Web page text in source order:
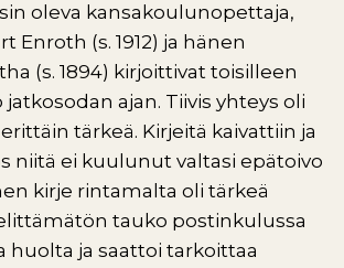
oleva kansakoulunopettaja,
Enroth (s. 1912) ja hänen
(s. 1894) kirjoittivat toisilleen
ajan. Tiivis yhteys oli
tärkeä. Kirjeitä kaivattiin ja
niitä ei kuulunut valtasi epätoivo
kirje rintamalta oli tärkeä
tauko postinkulussa
huolta ja saattoi tarkoittaa